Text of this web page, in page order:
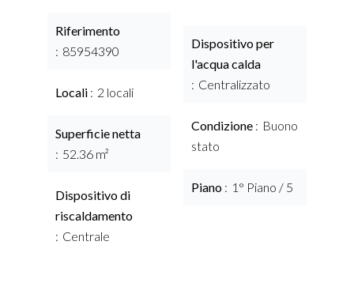
Riferimento
85954390
Locali 2 locali
Superficie netta
52.36 m²
Dispositivo di
riscaldamento
Centrale
Dispositivo per
l'acqua calda
Centralizzato
Condizione
Buono
stato
Piano 1° Piano / 5